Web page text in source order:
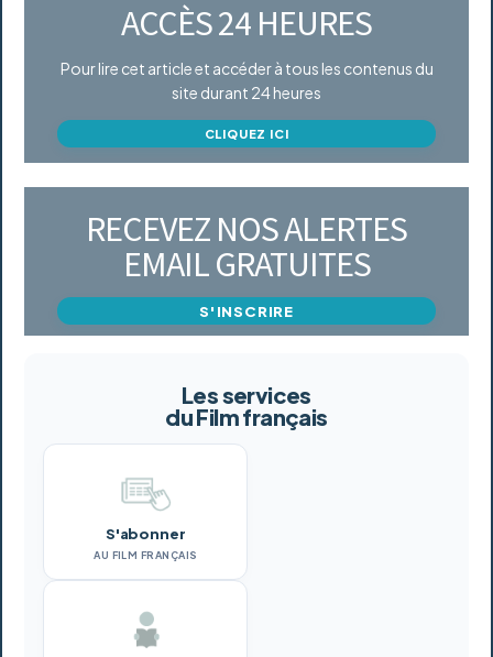
ACCÈS 24 HEURES
Pour lire cet article et accéder à tous les contenus du
site durant 24 heures
CLIQUEZ ICI
RECEVEZ NOS ALERTES
EMAIL GRATUITES
S'INSCRIRE
Les services
du Film français
S'abonner
AU FILM FRANÇAIS